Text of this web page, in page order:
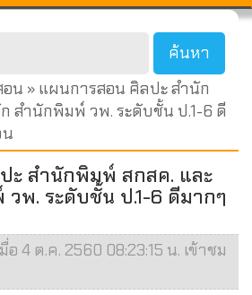
น » แผนการสอน ศิลปะ สำนัก
สำนักพิมพ์ วพ. ระดับชั้น ป.1-6 ดี
ะ สำนักพิมพ์ สกสค. และ
พ. ระดับชั้น ป.1-6 ดีมากๆ
4 ต.ค. 2560 08:23:15 น. เข้าชม